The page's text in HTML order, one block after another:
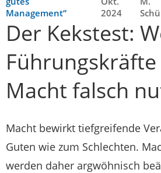
Management“
2024
Der Kekstest:
Macht falsch
Macht bewirkt tiefgreifende
Guten wie zum Schlechten.
werden daher argwöhnisch